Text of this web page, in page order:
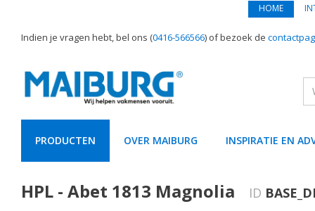
HOME
Indien je vragen hebt, bel ons (0416-566566) of bezoek de
PRODUCTEN OVER MAIBURG INSPIRATIE EN
HPL - Abet 1813 Magnolia ID